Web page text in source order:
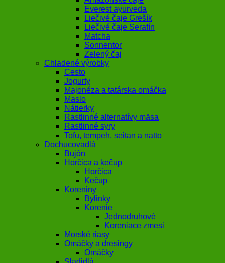
Everest ayurveda
Liečivé čaje Grešík
Liečivé čaje Serafín
Matcha
Sonnentor
Zelený čaj
Chladené výrobky
Cesto
Jogurty
Majonéza a tatárska omáčka
Maslo
Nátierky
Rastlinné alternatívy mäsa
Rastlinné syry
Tofu, tempeh, seitan a natto
Dochucovadlá
Bujón
Horčica a kečup
Horčica
Kečup
Koreniny
Bylinky
Korenie
Jednodruhové
Koreniace zmesi
Morské riasy
Omáčky a dresingy
Omáčky